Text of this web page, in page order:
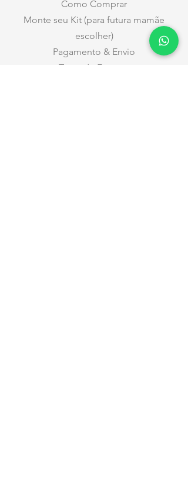
Como Comprar
Monte seu Kit (para futura mamãe
escolher)
Pagamento & Envio
Taxas de Entrega